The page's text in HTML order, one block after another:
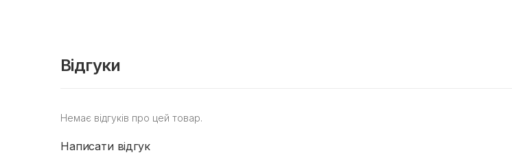
Відгуки
Немає відгуків про цей товар.
Написати відгук